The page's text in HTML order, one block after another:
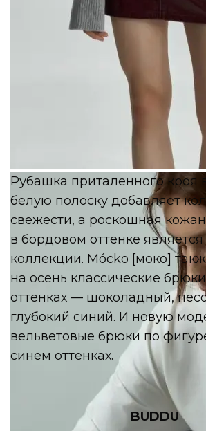
Mócko [моко]
Рубашка приталенного кроя
белую полоску добавляет
свежести, а роскошная
в бордовом оттенке
коллекции. Mócko [моко]
на осень классические
оттенках — шоколадный,
глубокий синий. И новую
вельветовые брюки по
синем оттенках.
BUDDU